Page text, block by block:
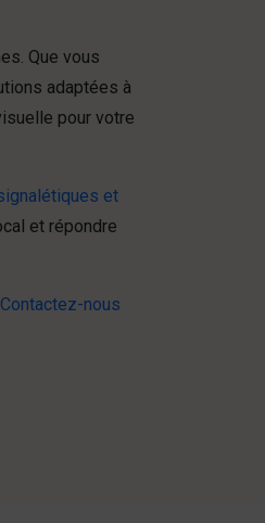
Que vous
adaptées à
pour votre
et
et répondre
Contactez-nous